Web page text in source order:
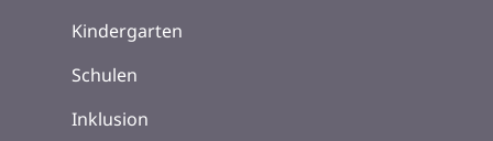
Kindergarten
Schulen
Inklusion